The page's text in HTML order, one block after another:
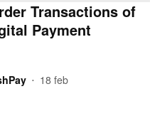
Transactions of
Payment
• 18 feb